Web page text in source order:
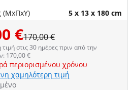
(ΜxΠxΥ) 5 x 13 x 180 cm
€170,00 €
στις 30 ημέρες πριν από την
170,00 €
περιορισμένου χρόνου
χαμηλότερη τιμή